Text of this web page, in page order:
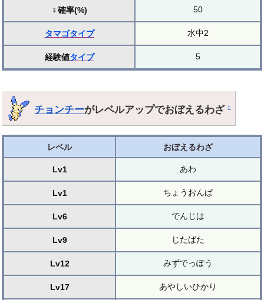
♀確率(%) 50
タマゴタイプ 水中2
経験値タイプ 5
チョンチーがレベルアップでおぼえるわざ†
レベル おぼえるわざ
Lv1 あわ
Lv1 ちょうおんぱ
Lv6 でんじは
Lv9 じたばた
Lv12 みずでっぽう
Lv17 あやしいひかり